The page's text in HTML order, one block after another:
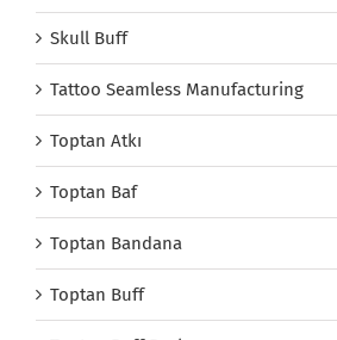
Skull Buff
Tattoo Seamless Manufacturing
Toptan Atkı
Toptan Baf
Toptan Bandana
Toptan Buff